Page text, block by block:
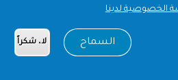
شروط الاستخدام
الخصوصية لدينا
السماح لا، شكراً